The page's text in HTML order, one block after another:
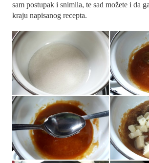
sam postupak i snimila, te sad možete i da
kraju napisanog recepta.